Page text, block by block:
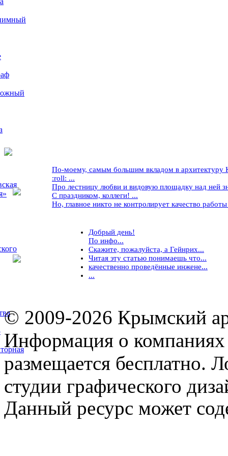
По-моему, самым большим вкладом в архитектуру
:roll: ...
Про лестницу любви и видовую площадку над ней
С праздником, коллеги! ...
Но, главное никто не контролирует качество
Добрый день!
По инфо...
Скажите, пожалуйста, а Гейнрих...
Читая эту статью понимаешь что...
качественно проведённые инжене...
...
© 2009-2026 Крымский
Информация о компаниях
размещается бесплатно.
студии графического
Данный ресурс может